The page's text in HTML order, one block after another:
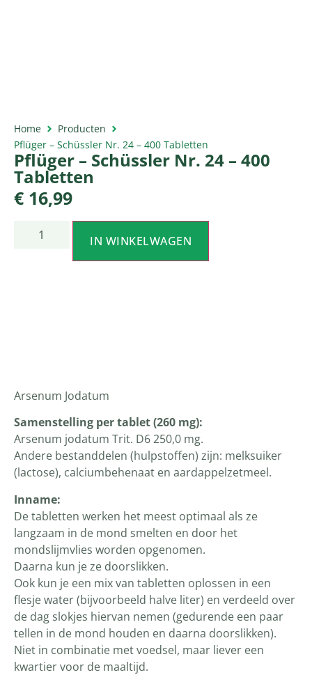
Home
Producten
Pflüger – Schüssler Nr. 24 – 400 Tabletten
Pflüger – Schüssler Nr. 24 – 400
Tabletten
€ 16,99
IN WINKELWAGEN
Arsenum Jodatum
Samenstelling per tablet (260 mg):
Arsenum jodatum Trit. D6 250,0 mg.
Andere bestanddelen (hulpstoffen) zijn: melksuiker
(lactose), calciumbehenaat en aardappelzetmeel.
Inname:
De tabletten werken het meest optimaal als ze
langzaam in de mond smelten en door het
mondslijmvlies worden opgenomen.
Daarna kun je ze doorslikken.
Ook kun je een mix van tabletten oplossen in een
flesje water (bijvoorbeeld halve liter) en verdeeld over
de dag slokjes hiervan nemen (gedurende een paar
tellen in de mond houden en daarna doorslikken).
Niet in combinatie met voedsel, maar liever een
kwartier voor de maaltijd.